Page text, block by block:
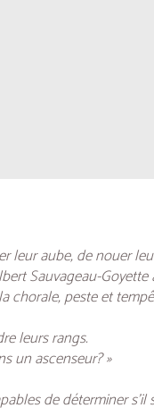
leur aube, de nouer
Sauvageau-
chorale, peste et
leurs rangs.
un ascenseur? »
de déterminer s’il